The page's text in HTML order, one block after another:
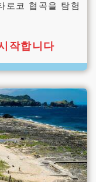
로코 협곡을 탐험
작합니다